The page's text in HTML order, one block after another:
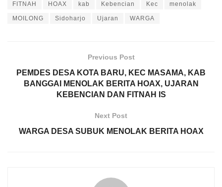
FITNAH HOAX kab Kebencian Kec menolak
MOILONG Sidoharjo Ujaran WARGA
Previous Post
PEMDES DESA KOTA BARU, KEC MASAMA, KAB
BANGGAI MENOLAK BERITA HOAX, UJARAN
KEBENCIAN DAN FITNAH IS
Next Post
WARGA DESA SUBUK MENOLAK BERITA HOAX